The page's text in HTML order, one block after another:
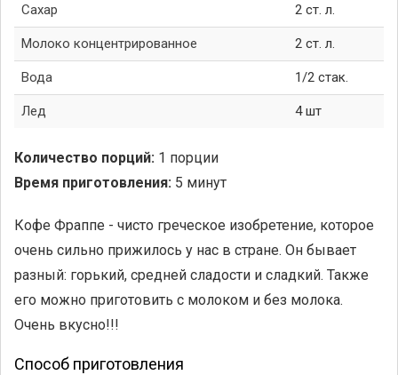
Сахар 2 ст. л.
Молоко концентрированное 2 ст. л.
Вода 1/2 стак.
Лед 4 шт
Количество порций: 1 порции
Время приготовления: 5 минут
Кофе Фраппе - чисто греческое изобретение, которое
очень сильно прижилось у нас в стране. Он бывает
разный: горький, средней сладости и сладкий. Также
его можно приготовить с молоком и без молока.
Очень вкусно!!!
Способ приготовления